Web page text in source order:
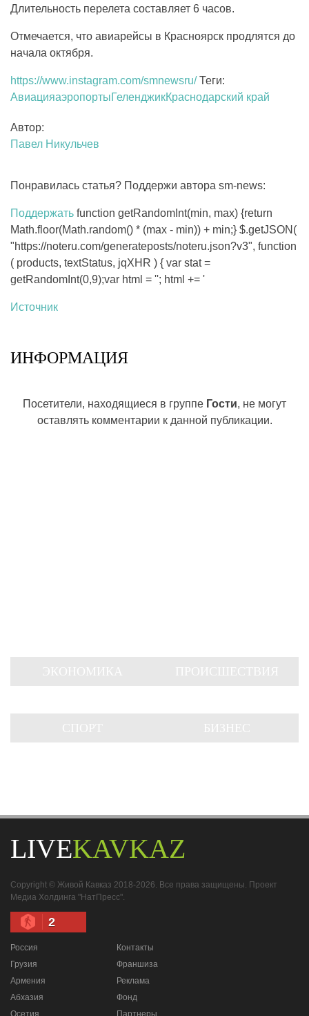
Длительность перелета составляет 6 часов.
Отмечается, что авиарейсы в Красноярск продлятся до
начала октября.
https://www.instagram.com/smnewsru/Теги:
АвиацияаэропортыГеленджикКраснодарский край
Автор:
Павел Никульчев
Понравилась статья? Поддержи автора sm-news:
Поддержать function getRandomInt(min, max) {return
Math.floor(Math.random() * (max - min)) + min;} $.getJSON(
"https://noteru.com/generateposts/noteru.json?v3", function
( products, textStatus, jqXHR ) { var stat =
getRandomInt(0,9);var html = ''; html += '
Источник
ИНФОРМАЦИЯ
Посетители, находящиеся в группе Гости, не могут
оставлять комментарии к данной публикации.
LIVEKAVKAZ
Copyright © Живой Кавказ 2018-2026. Все права защищены. Проект
Медиа Холдинга "НатПресс".
2
Россия
Грузия
Армения
Абхазия
Осетия
Контакты
Франшиза
Реклама
Фонд
Партнеры